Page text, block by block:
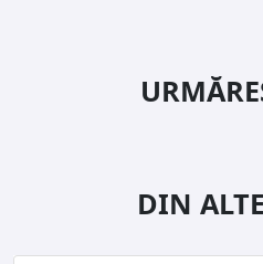
DIN